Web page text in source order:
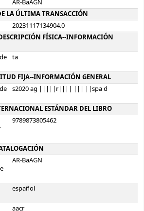
AR-BaAGN
LA ÚLTIMA TRANSACCIÓN
20231117134904.0
FÍSICA--INFORMACIÓN
ta
FIJA--INFORMACIÓN GENERAL
s2020 ag |||||r|||| ||| ||spa d
ESTÁNDAR DEL LIBRO
9789873805462
AR-BaAGN
español
aacr